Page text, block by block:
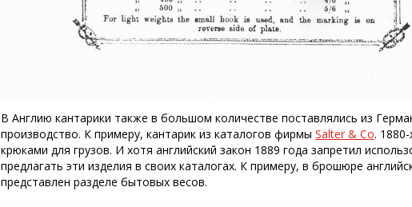
В Англию кантарики также в большом количестве поставлялись из
производство. К примеру, кантарик из каталогов фирмы Salter & Co.
крюками для грузов. И хотя английский закон 1889 года запретил
предлагать эти изделия в своих каталогах. К примеру, в брошюре
представлен разделе бытовых весов.